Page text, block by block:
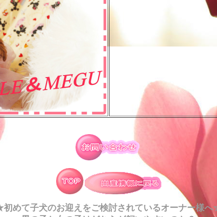
めて子犬のお迎えをご検討されているオーナー様